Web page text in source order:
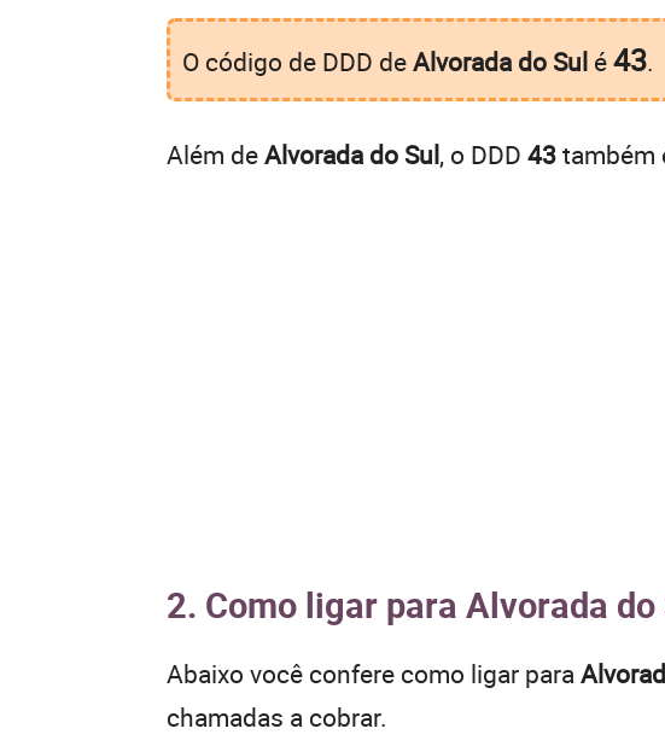
O código de DDD deAlvorada do Sul é43.
Além deAlvorada do Sul, o DDD 43também
2. Como ligar para Alvorada
Abaixo você confere como ligar para
chamadas a cobrar.